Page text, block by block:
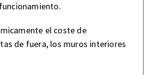
el coste de
de fuera, los muros interiores